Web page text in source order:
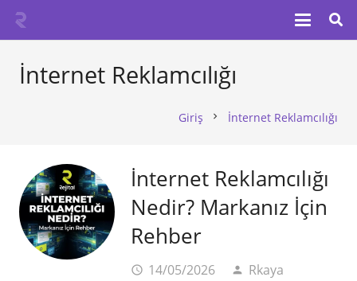
İnternet Reklamcılığı
Giriş chevron_right İnternet Reklamcılığı
İnternet Reklamcılığı
Nedir? Markanız İçin
Rehber
access_time 14/05/2026 person Rkaya